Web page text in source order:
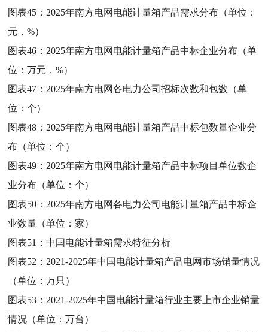
图表45： 2025年南方电网电能计量箱产品需求分布（单位：
元，%）
图表46： 2025年南方电网电能计量箱产品中标企业分布（单
位：万元，%）
图表47： 2025年南方电网各电力公司招标次数和包数（单
位：个）
图表48： 2025年南方电网电能计量箱产品中标包数量企业分
布（单位：个）
图表49： 2025年南方电网电能计量箱产品中标项目单位数企
业分布（单位：个）
图表50： 2025年南方电网各电力公司电能计量箱产品中标企
业数量（单位：家）
图表51：中国电能计量箱需求特征分析
图表52： 2021-2025年中国电能计量箱产品电网市场销量情况
（单位：万只）
图表53： 2021-2025年中国电能计量箱行业主要上市企业销量
情况（单位：万台）